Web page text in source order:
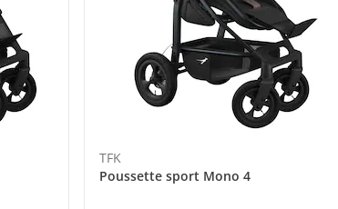
TFK
Poussette sport Mono 4